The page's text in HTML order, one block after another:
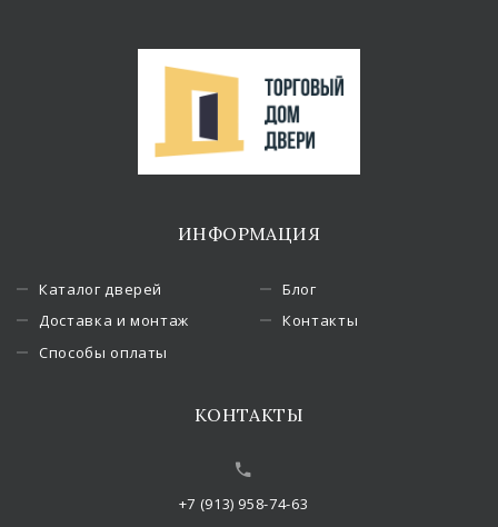
ИНФОРМАЦИЯ
Каталог дверей
Доставка и монтаж
Способы оплаты
Блог
Контакты
КОНТАКТЫ
+7 (913) 958-74-63